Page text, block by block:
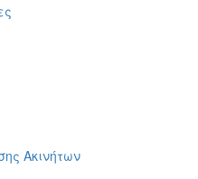
Ακινήτων